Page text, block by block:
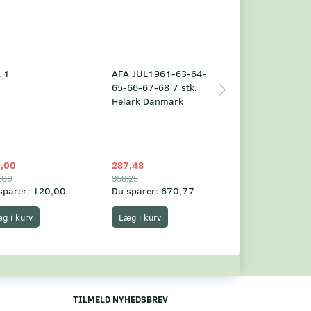
1
120,00
i kurv
AFA JUL1961-63-64-
65-66-67-68 7 stk.
Helark Danmark
287,48
958,25
Du sparer: 670,77
Læg i kurv
TILMELD NYHEDSBREV